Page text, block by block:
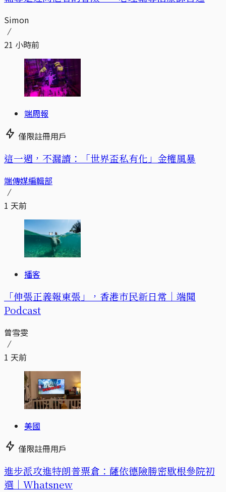
Simon
21 小時前
端周報
僅限註冊用戶
這一週，不漏讀：「世界盃私有化」金權風暴
端傳媒編輯部
1 天前
播客
「伸張正義報東張」，香港市民新日常｜端聞
Podcast
曾雪雯
1 天前
美國
僅限註冊用戶
進步派攻進特朗普票倉：薩依德險勝密歇根參院初
選｜Whatsnew